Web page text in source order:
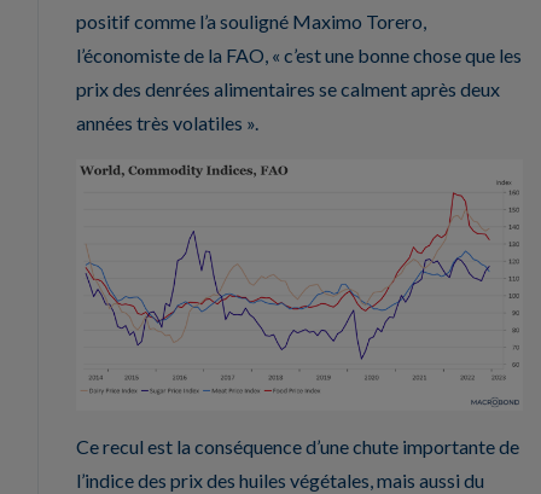
positif comme l’a souligné Maximo Torero,
l’économiste de la FAO, « c’est une bonne chose que les
prix des denrées alimentaires se calment après deux
années très volatiles ».
Ce recul est la conséquence d’une chute importante de
l’indice des prix des huiles végétales, mais aussi du